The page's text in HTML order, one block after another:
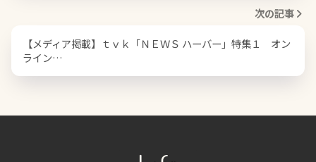
次の記事
【メディア掲載】ｔｖｋ「ＮＥＷＳ ハーバー」特集１ オン
ライン…